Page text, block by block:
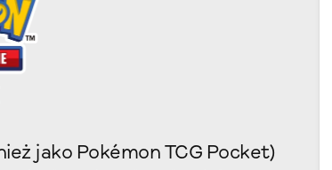
jako Pokémon TCG Pocket)